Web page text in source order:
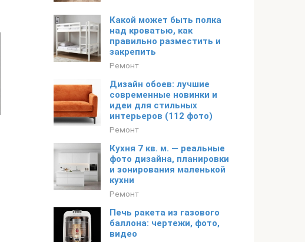
Какой может быть полка
над кроватью, как
правильно разместить и
закрепить
Ремонт
Дизайн обоев: лучшие
современные новинки и
идеи для стильных
интерьеров (112 фото)
Ремонт
Кухня 7 кв. м. — реальные
фото дизайна, планировки
и зонирования маленькой
кухни
Ремонт
Печь ракета из газового
баллона: чертежи, фото,
видео